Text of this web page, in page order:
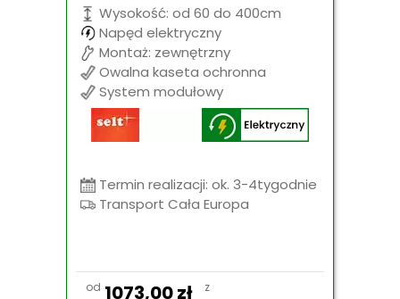
Wysokość: od 60 do 400cm
Napęd elektryczny
Montaż: zewnętrzny
Owalna kaseta ochronna
System modułowy
Termin realizacji: ok. 3-4tygodnie
Transport Cała Europa
od 1073,00zł
z